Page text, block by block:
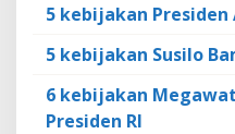
5 kebijakan
5 kebijakan Susilo
6 kebijakan
Presiden RI